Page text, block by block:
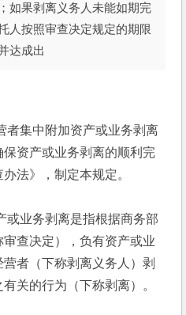
如果剥离义务人未能如期完
人按照审查决定规定的期限
达成出
集中附加资产或业务剥离
资产或业务剥离的顺利完
法》，制定本规定。
业务剥离是指根据商务部
查决定），负有资产或业
者（下称剥离义务人）剥
关的行为（下称剥离）。